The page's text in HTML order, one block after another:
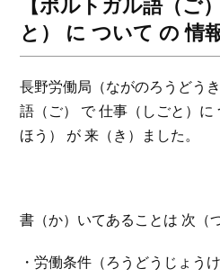
【ポルトガル語（ご
と） に ついて の 情
長野労働局（ながのろうどう
語（ご） で 仕事（しごと）に
ほう） が 来（き）ました。
書（か）いてあることは 次（
・労働条件（ろうどうじょう